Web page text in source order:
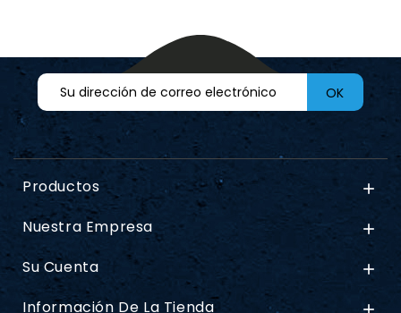
Productos 
Nuestra Empresa 
Su Cuenta 
Información De La Tienda 